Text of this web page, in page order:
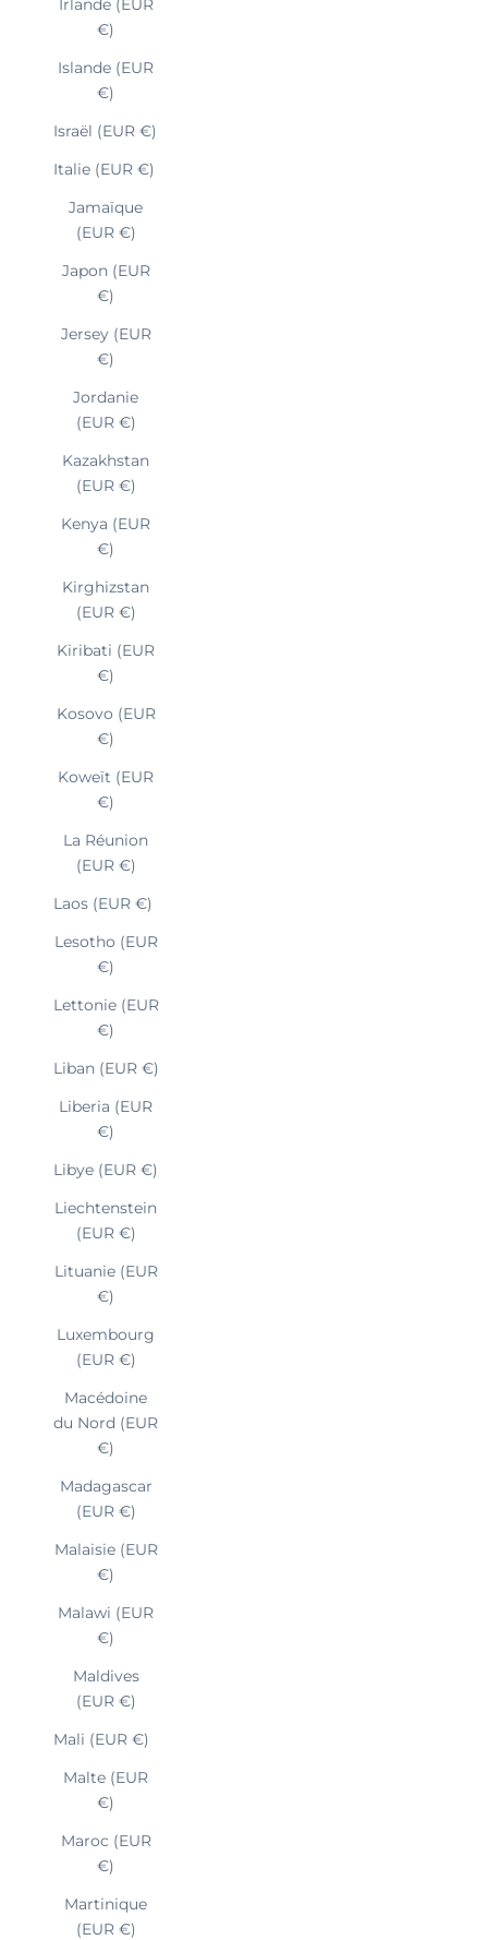
€)
Islande (EUR
€)
Israël (EUR €)
Italie (EUR €)
Jamaïque
(EUR €)
Japon (EUR
€)
Jersey (EUR
€)
Jordanie
(EUR €)
Kazakhstan
(EUR €)
Kenya (EUR
€)
Kirghizstan
(EUR €)
Kiribati (EUR
€)
Kosovo (EUR
€)
Koweït (EUR
€)
La Réunion
(EUR €)
Laos (EUR €)
Lesotho (EUR
€)
Lettonie (EUR
€)
Liban (EUR €)
Liberia (EUR
€)
Libye (EUR €)
Liechtenstein
(EUR €)
Lituanie (EUR
€)
Luxembourg
(EUR €)
Macédoine
du Nord (EUR
€)
Madagascar
(EUR €)
Malaisie (EUR
€)
Malawi (EUR
€)
Maldives
(EUR €)
Mali (EUR €)
Malte (EUR
€)
Maroc (EUR
€)
Martinique
(EUR €)